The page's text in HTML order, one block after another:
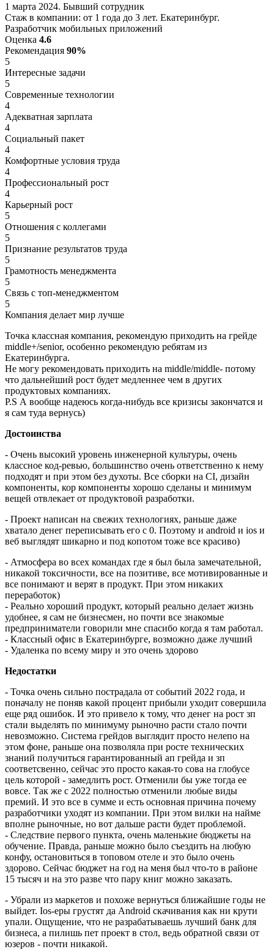
1 марта 2024. Бывший сотрудник
Стаж в компании: от 1 года до 3 лет. Екатеринбург.
Разработчик мобильных приложений
Оценка 4.6
Рекомендация 90%
5
Интересные задачи
5
Современные технологии
4
Адекватная зарплата
4
Социальный пакет
4
Комфортные условия труда
4
Профессиональный рост
4
Карьерный рост
5
Отношения с коллегами
5
Признание результатов труда
5
Грамотность менеджмента
5
Связь с топ-менеджментом
5
Компания делает мир лучше
Точка классная компания, рекомендую приходить на грейде
middle+/senior, особенно рекомендую ребятам из
Екатеринбурга.
Не могу рекомендовать приходить на middle/middle- потому
что дальнейший рост будет медленнее чем в других
продуктовых компаниях.
P.S А вообще надеюсь когда-нибудь все кризисы закончатся и
я сам туда вернусь)
Достоинства
- Очень высокий уровень инженерной культуры, очень
классное код-ревью, большинство очень ответственно к нему
подходят и при этом без духоты. Все сборки на CI, дизайн
компоненты, кор компоненты хорошо сделаны и минимум
вещей отвлекает от продуктовой разработки.
- Проект написан на свежих технологиях, раньше даже
хватало денег переписывать его с 0. Поэтому и android и ios и
веб выглядят шикарно и под копотом тоже все красиво)
- Атмосфера во всех командах где я был была замечательной,
никакой токсичности, все на позитиве, все мотивированные и
все понимают и верят в продукт. При этом никаких
переработок)
- Реально хороший продукт, который реально делает жизнь
удобнее, я сам не бизнесмен, но почти все знакомые
предприниматели говорили мне спасибо когда я там работал.
- Классный офис в Екатеринбурге, возможно даже лучший
- Удаленка по всему миру и это очень здорово
Недостатки
- Точка очень сильно пострадала от событий 2022 года, и
поначалу не поняв какой процент прибыли уходит совершила
еще ряд ошибок. И это привело к тому, что денег на рост зп
стали выделять по минимуму рыночно расти стало почти
невозможно. Система грейдов выглядит просто нелепо на
этом фоне, раньше она позволяла при росте технических
знаний получиться гарантированный ап грейда и зп
соответсвенно, сейчас это просто какая-то сова на глобусе
цель которой - замедлить рост. Отменили бы уже тогда ее
вовсе. Так же с 2022 полностью отменили любые виды
премий. И это все в сумме и есть основная причина почему
разработчики уходят из компании. При этом вилки на найме
вполне рыночные, но вот дальше расти будет проблемой.
- Следствие первого пункта, очень маленькие бюджеты на
обучение. Правда, раньше можно было съездить на любую
конфу, остановиться в топовом отеле и это было очень
здорово. Сейчас бюджет на год на меня был что-то в районе
15 тысяч и на это разве что пару книг можно заказать.
- Убрали из маркетов и похоже вернуться ближайшие годы не
выйдет. Ios-еры грустят да Android скачивания как ни крути
упали. Ощущение, что не разрабатываешь лучший банк для
бизнеса, а пилишь пет проект в стол, ведь обратной связи от
юзеров - почти никакой.